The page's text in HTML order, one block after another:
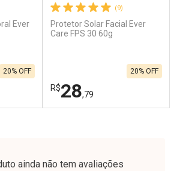
Ativar Desconto
Comprar sem Desconto
Ever
20% OFF
(9)
Protetor Solar Facial Ever
Care FPS 30 60g
R$28,79
20% OFF
Laboratório
Por Menos
ainda não tem avaliações